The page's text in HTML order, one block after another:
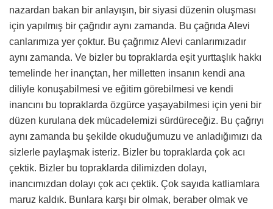
nazardan bakan bir anlayışın, bir siyasi düzenin oluşması
için yapılmış bir çağrıdır aynı zamanda. Bu çağrıda Alevi
canlarımıza yer çoktur. Bu çağrımız Alevi canlarımızadır
aynı zamanda. Ve bizler bu topraklarda eşit yurttaşlık hakkı
temelinde her inançtan, her milletten insanın kendi ana
diliyle konuşabilmesi ve eğitim görebilmesi ve kendi
inancını bu topraklarda özgürce yaşayabilmesi için yeni bir
düzen kurulana dek mücadelemizi sürdüreceğiz. Bu çağrıyı
aynı zamanda bu şekilde okuduğumuzu ve anladığımızı da
sizlerle paylaşmak isteriz. Bizler bu topraklarda çok acı
çektik. Bizler bu topraklarda dilimizden dolayı,
inancımızdan dolayı çok acı çektik. Çok sayıda katliamlara
maruz kaldık. Bunlara karşı bir olmak, beraber olmak ve